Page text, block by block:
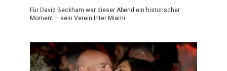
Für David Beckham war dieser Abend ein historischer
Moment – sein Verein Inter Miami